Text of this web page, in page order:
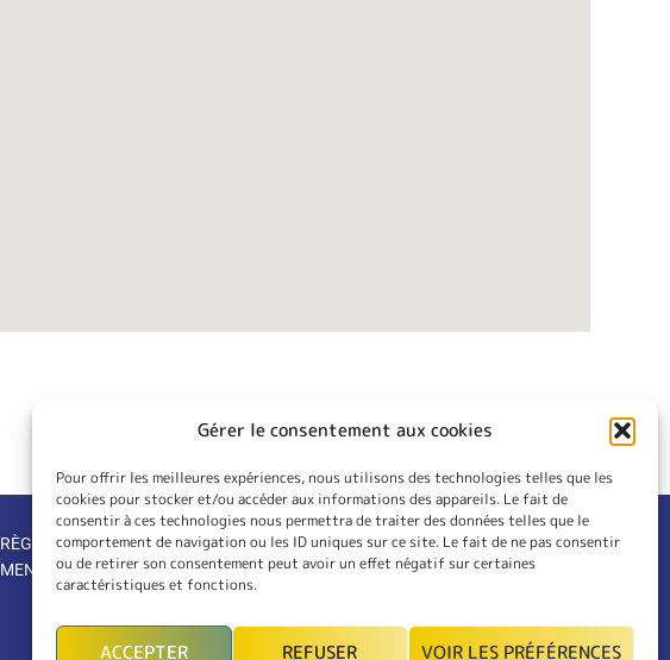
Gérer le consentement aux cookies
Pour offrir les meilleures expériences, nous utilisons des technologies telles que les
cookies pour stocker et/ou accéder aux informations des appareils. Le fait de
consentir à ces technologies nous permettra de traiter des données telles que le
comportement de navigation ou les ID uniques sur ce site. Le fait de ne pas consentir
ou de retirer son consentement peut avoir un effet négatif sur certaines
caractéristiques et fonctions.
ACCEPTER REFUSER VOIR LES PRÉFÉRENCES
RÈGLEMENT INTÉRIEUR
MENTIONS LÉGALES
CONTACT
INSCRIPTION